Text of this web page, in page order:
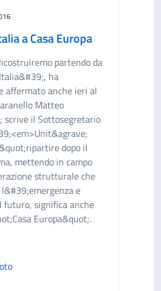
a Casa Europa
partendo da
ha
affermato anche ieri al
Matteo
scrive il Sottosegretario
dopo il
mettendo in campo
strutturale che
e
futuro, significa anche
Europa&quot;.